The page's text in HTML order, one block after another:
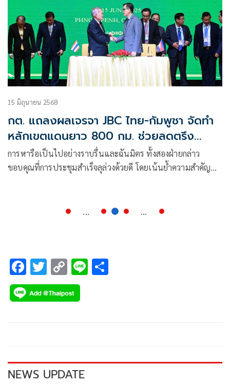
15 มิถุนายน 2568
กต. แถลงผลเจรจา JBC ไทย-กัมพูชา จัดทำ
หลักเขตแดนยาว 800 กม. ช่วยลดตรึง
เครียด
การหารือเป็นไปอย่างราบรื่นและฉันมิตร ทั้งสองฝ่ายกล่าว
ขอบคุณที่การประชุมสำเร็จลุล่วงด้วยดี โดยเน้นย้ำความสำคัญ
... ...
F
ac
e
k
T
wi
tt
C
o
p
k
Li
NEWS UPDATE